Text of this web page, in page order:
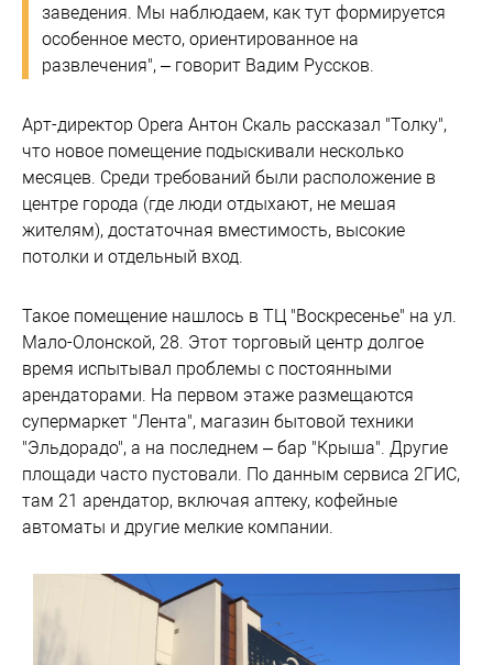
заведения. Мы наблюдаем, как тут формируется
особенное место, ориентированное на
развлечения", – говорит Вадим Руссков.
Арт-директор Opera Антон Скаль рассказал "Толку",
что новое помещение подыскивали несколько
месяцев. Среди требований были расположение в
центре города (где люди отдыхают, не мешая
жителям), достаточная вместимость, высокие
потолки и отдельный вход.
Такое помещение нашлось в ТЦ "Воскресенье" на ул.
Мало-Олонской, 28. Этот торговый центр долгое
время испытывал проблемы с постоянными
арендаторами. На первом этаже размещаются
супермаркет "Лента", магазин бытовой техники
"Эльдорадо", а на последнем – бар "Крыша". Другие
площади часто пустовали. По данным сервиса 2ГИС,
там 21 арендатор, включая аптеку, кофейные
автоматы и другие мелкие компании.